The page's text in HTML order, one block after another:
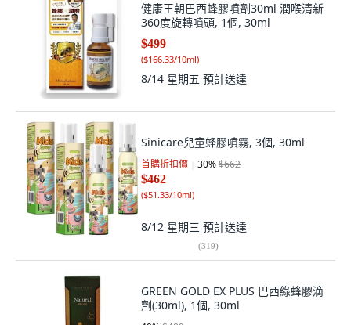
健康王朝巴西蜂膠噴劑30ml 潤喉清新
360度旋轉噴頭, 1個, 30ml
$499
($166.33/10ml)
8/14 星期五 預計送達
Sinicare兒童蜂膠噴霧, 3個, 30ml
首購折扣價 30%$662
$462
($51.33/10ml)
8/12 星期三 預計送達
(319)
GREEN GOLD EX PLUS 巴西綠蜂膠滴
劑(30ml), 1個, 30ml